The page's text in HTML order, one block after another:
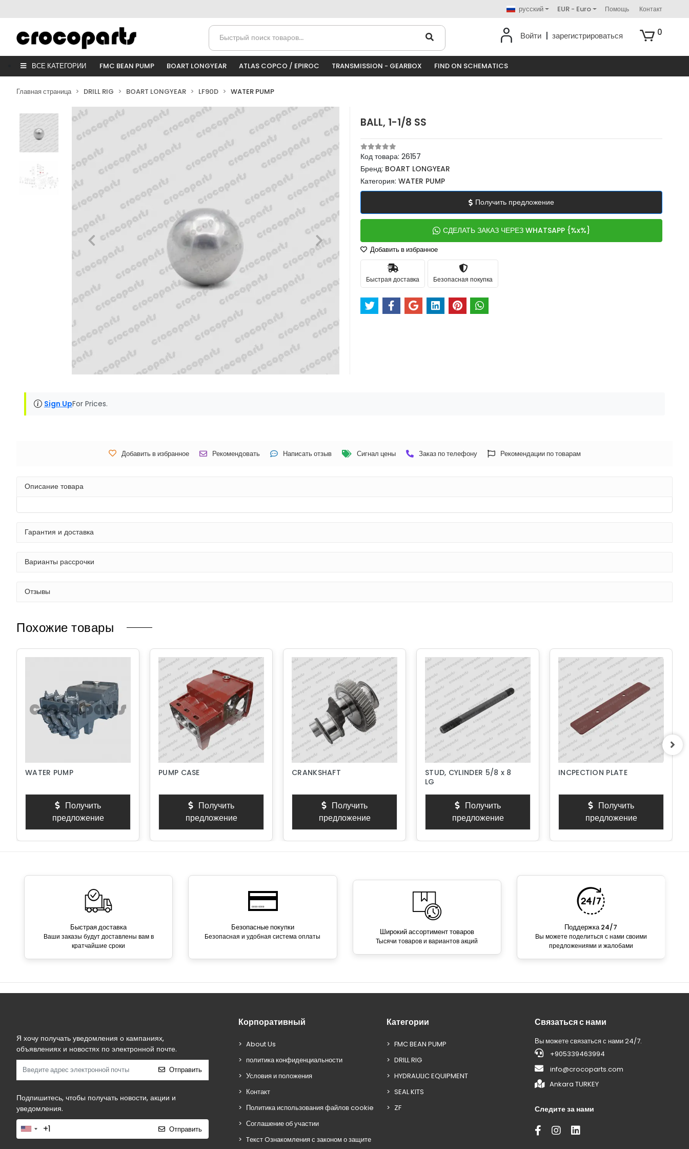
русский EUR - Euro Помощь Контакт
Войти зарегистрироваться 0
ВСЕ КАТЕГОРИИ FMC BEAN PUMP BOART LONGYEAR ATLAS COPCO / EPIROC TRANSMISSION - GEARBOX FIND ON SCHEMATICS
Главная страница DRILL RIG BOART LONGYEAR LF90D WATER PUMP
BALL, 1-1/8 SS
Код товара: 26157
Бренд: BOART LONGYEAR
Категория: WATER PUMP
Получить предложение
СДЕЛАТЬ ЗАКАЗ ЧЕРЕЗ WHATSAPP {%x%}
Добавить в избранное
Быстрая доставка Безопасная покупка
Sign UpFor Prices.
Добавить в избранное Рекомендовать Написать отзыв Сигнал цены Заказ по телефону Рекомендации по товарам
Описание товара
Гарантия и доставка
Варианты рассрочки
Отзывы
Похожие товары
WATER PUMP
Получить
предложение
PUMP CASE
Получить
предложение
CRANKSHAFT
Получить
предложение
STUD, CYLINDER 5/8 x 8
LG
Получить
предложение
INCPECTION PLATE
Получить
предложение
Быстрая доставка
Ваши заказы будут доставлены вам в
кратчайшие сроки
Безопасные покупки
Безопасная и удобная система оплаты Широкий ассортимент товаров
Тысячи товаров и вариантов акций
Поддержка 24/7
Вы можете поделиться с нами своими
предложениями и жалобами
Я хочу получать уведомления о кампаниях,
объявлениях и новостях по электронной почте.
Отправить
Подпишитесь, чтобы получать новости, акции и
уведомления.
Отправить
Корпоративный
About Us
политика конфиденциальности
Условия и положения
Контакт
Политика использования файлов cookie
Соглашение об участии
Tекст Oзнакомления с законом о защите
Категории
FMC BEAN PUMP
DRILL RIG
HYDRAULIC EQUIPMENT
SEAL KITS
ZF
Связаться с нами
Вы можете связаться с нами 24/7.
+905339463994
info@crocoparts.com
Ankara TURKEY
Следите за нами